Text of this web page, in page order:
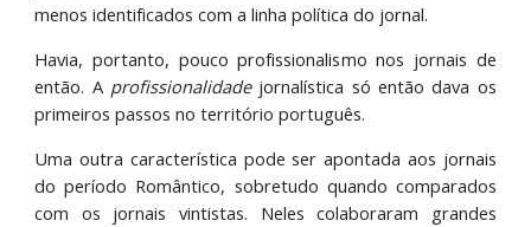
menos identificados com a linha política do jornal.
Havia, portanto, pouco profissionalismo nos jornais de
então. A profissionalidade jornalística só então dava os
primeiros passos no território português.
Uma outra característica pode ser apontada aos jornais
do período Romântico, sobretudo quando comparados
com os jornais vintistas. Neles colaboraram grandes